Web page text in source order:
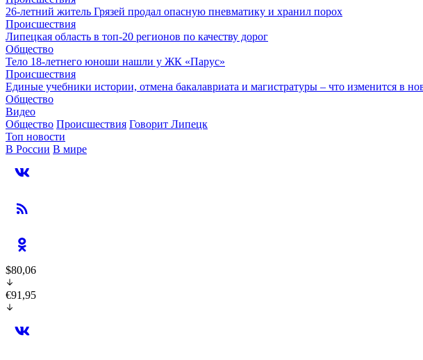
26-летний житель Грязей продал опасную пневматику и хранил порох
Происшествия
Липецкая область в топ-20 регионов по качеству дорог
Общество
Тело 18-летнего юноши нашли у ЖК «Парус»
Происшествия
Единые учебники истории, отмена бакалавриата и магистратуры – что изменится в
Общество
Видео
Общество Происшествия Говорит Липецк
Топ новости
В России В мире
$80,06
€91,95